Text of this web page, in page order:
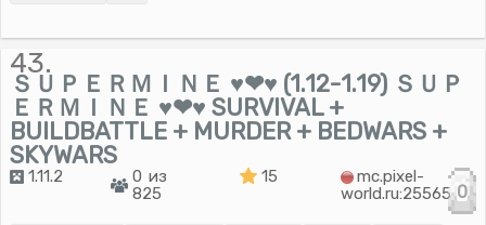
43.
ＳＵＰＥＲＭＩＮＥ ♥❤♥ (1.12-1.19) ＳＵＰ
ＥＲＭＩＮＥ ♥❤♥ SURVIVAL +
BUILDBATTLE + MURDER + BEDWARS +
SKYWARS
1.11.2
0 из
825
15
mc.pixel-
world.ru:25565 0